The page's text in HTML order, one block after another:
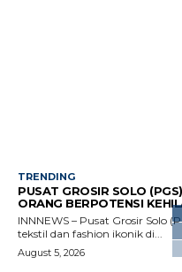
TRENDING
PUSAT GROSIR SOLO
ORANG BERPOTENSI
INNNEWS – Pusat Grosir Solo
tekstil dan fashion ikonik di...
August 5, 2026